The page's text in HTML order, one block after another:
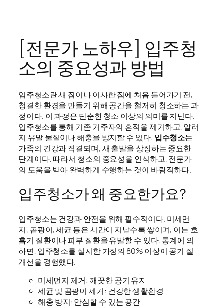
[전문가 노하우] 입주청
소의 중요성과 방법
입주청소란 새 집이나 이사한 집에 처음 들어가기 전,
청결한 환경을 만들기 위해 공간을 철저히 청소하는 과
정이다. 이 과정은 단순한 청소 이상의 의미를 지닌다.
입주청소를 통해 기존 거주자의 흔적을 제거하고, 알러
지 유발 물질이나 해충을 방지할 수 있다. 입주청소는
가족의 건강과 직결되며, 새 출발을 상징하는 중요한
단계이다. 따라서 청소의 중요성을 인식하고, 전문가
의 도움을 받아 완벽하게 수행하는 것이 바람직하다.
입주청소가 왜 중요한가요?
입주청소는 건강과 안전을 위해 필수적이다. 미세먼
지, 곰팡이, 세균 등은 시간이 지날수록 쌓이며, 이는 호
흡기 질환이나 피부 질환을 유발할 수 있다. 통계에 의
하면, 입주청소를 실시한 가정의 80% 이상이 공기 질
개선을 경험했다.
미세먼지 제거: 깨끗한 공기 유지
세균 및 곰팡이 제거: 건강한 생활환경
해충 방지: 안심할 수 있는 공간